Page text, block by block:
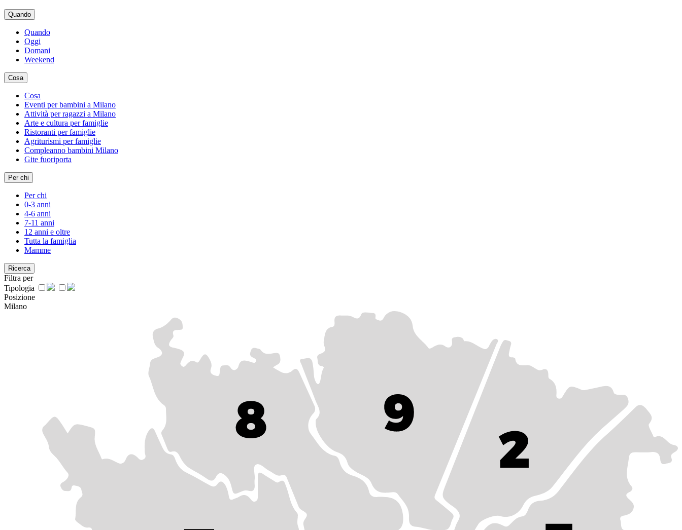
Quando
Quando
Oggi
Domani
Weekend
Cosa
Cosa
Eventi per bambini a Milano
Attività per ragazzi a Milano
Arte e cultura per famiglie
Ristoranti per famiglie
Agriturismi per famiglie
Compleanno bambini Milano
Gite fuoriporta
Per chi
Per chi
0-3 anni
4-6 anni
7-11 anni
12 anni e oltre
Tutta la famiglia
Mamme
Ricerca
Filtra per
Tipologia
Posizione
Milano